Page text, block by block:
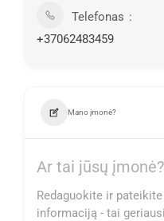
Telefonas
+37062483459
Mano įmonė?
Ar tai jūsų įmonė?
Redaguokite ir
informaciją - tai